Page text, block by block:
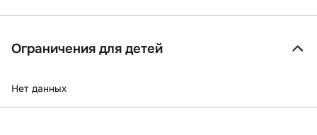
Ограничения для детей
Нет данных